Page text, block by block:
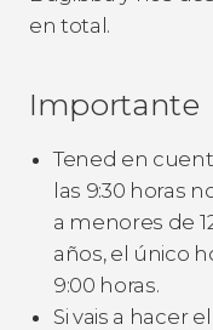
en total.
Importante
Tened en
las 9:30 horas
a menores de
años, el único
9:00 horas.
Si vais a hacer